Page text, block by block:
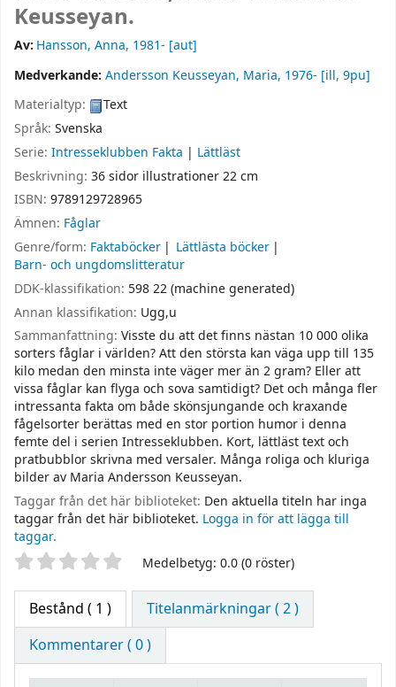
Keusseyan.
Av: Hansson, Anna, 1981- [aut]
Medverkande: Andersson Keusseyan, Maria, 1976- [ill, 9pu]
Materialtyp:
Text
Språk: Svenska
Serie: Intresseklubben Fakta | Lättläst
Beskrivning: 36 sidor illustrationer 22 cm
ISBN: 9789129728965
Ämnen: Fåglar
Genre/form: Faktaböcker
Lättlästa böcker
Barn- och ungdomslitteratur
DDK-klassifikation: 598 22 (machine generated)
Annan klassifikation: Ugg,u
Sammanfattning: Visste du att det finns nästan 10 000 olika
sorters fåglar i världen? Att den största kan väga upp till 135
kilo medan den minsta inte väger mer än 2 gram? Eller att
vissa fåglar kan flyga och sova samtidigt? Det och många fler
intressanta fakta om både skönsjungande och kraxande
fågelsorter berättas med en stor portion humor i denna
femte del i serien Intresseklubben. Kort, lättläst text och
pratbubblor skrivna med versaler. Många roliga och kluriga
bilder av Maria Andersson Keusseyan.
Taggar från det här biblioteket: Den aktuella titeln har inga
taggar från det här biblioteket. Logga in för att lägga till
taggar.
Betyg Medelbetyg: 0.0 (0 röster)
Bestånd ( 1 )
Titelanmärkningar ( 2 )
Kommentarer ( 0 )